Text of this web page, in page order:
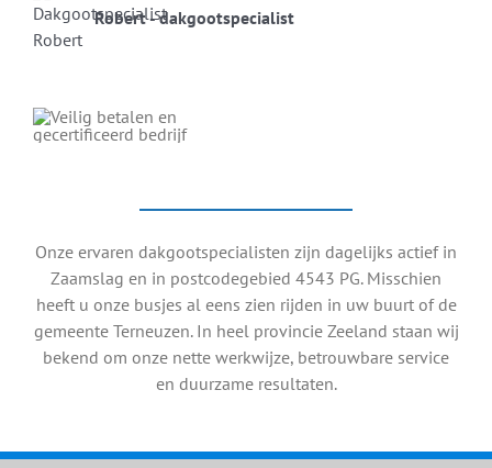
Robert - dakgootspecialist
Onze ervaren dakgootspecialisten zijn dagelijks actief in
Zaamslag en in postcodegebied 4543 PG. Misschien
heeft u onze busjes al eens zien rijden in uw buurt of de
gemeente Terneuzen. In heel provincie Zeeland staan wij
bekend om onze nette werkwijze, betrouwbare service
en duurzame resultaten.